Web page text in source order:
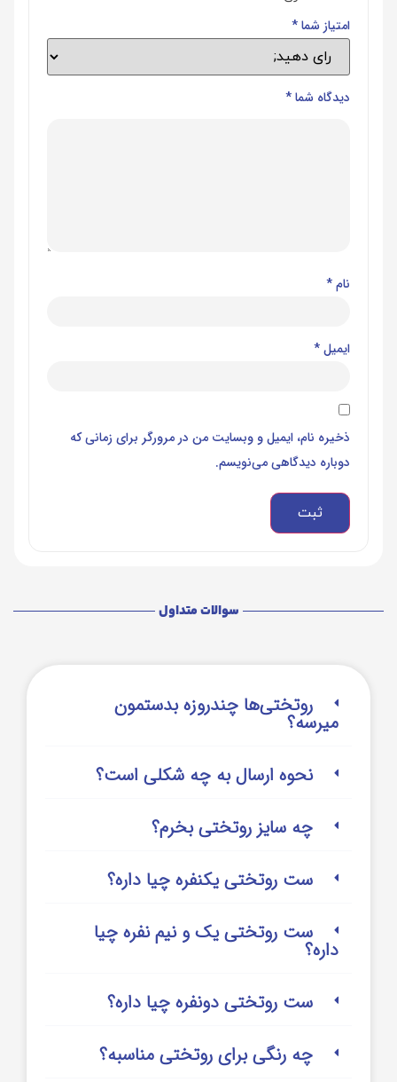
امتیاز شما*
دیدگاه شما*
نام*
ایمیل*
ذخیره نام، ایمیل و وبسایت من در مرورگر برای زمانی که
دوباره دیدگاهی می‌نویسم.
سوالات متداول
روتختی‌‌ها چندروزه بدستمون
میرسه؟
نحوه ارسال به چه شکلی است؟
چه سایز روتختی بخرم؟
ست روتختی یکنفره چیا داره؟
ست روتختی یک و نیم نفره چیا
داره؟
ست روتختی دونفره چیا داره؟
چه رنگی برای روتختی مناسبه؟